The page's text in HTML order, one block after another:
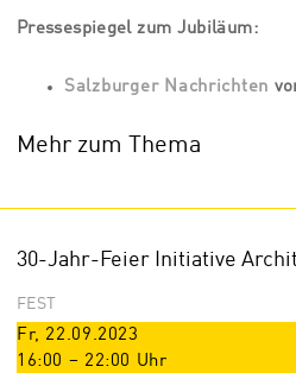
Pressespiegel zum Jubiläum:
Salzburger Nachrichten
Mehr zum Thema
30-Jahr-Feier Initiative
FEST
Fr, 22.09.2023
16:00 – 22:00 Uhr